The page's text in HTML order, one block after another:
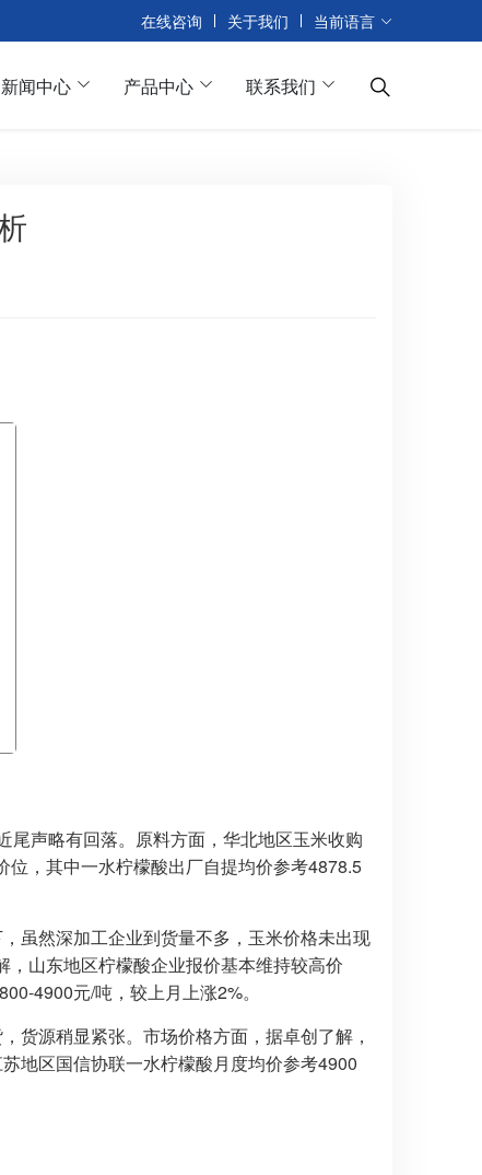
在线咨询 关于我们 当前语言
新闻中心 产品中心 联系我们
声略有回落。原料方面，华北地区玉米收购
，其中一水柠檬酸出厂自提均价参考4878.5
虽然深加工企业到货量不多，玉米价格未出现
山东地区柠檬酸企业报价基本维持较高价
4900元/吨，较上月上涨2%。
货源稍显紧张。市场价格方面，据卓创了解，
地区国信协联一水柠檬酸月度均价参考4900